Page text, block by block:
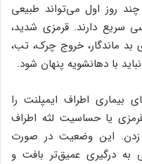
روز اول می‌تواند طبیعی
سریع دارند. قرمزی شدید،
بد ماندگار، خروج چرک، تب،
با دهانشویه پنهان شود.
بیماری اطراف ایمپلنت را
یا حساسیت لثه اطراف
زدن. این وضعیت در صورت
به درگیری عمیق‌تر بافت و